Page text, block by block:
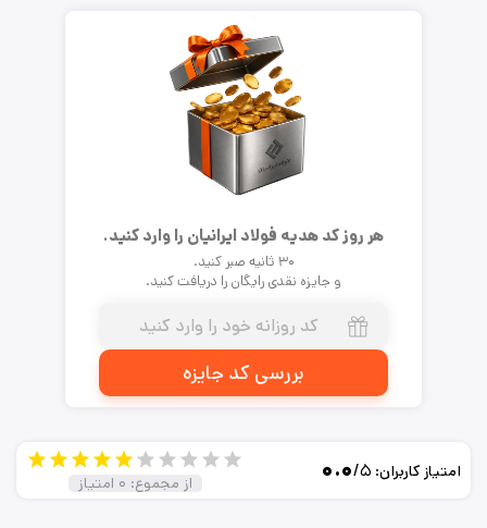
هر روز کد هدیه فولاد ایرانیان را وارد کنید.
۳۰ ثانیه صبر کنید.
و جایزه نقدی رایگان را دریافت کنید.
بررسی کد جایزه
امتیاز کاربران: ۰.۰/۵
از مجموع: ۰ امتیاز